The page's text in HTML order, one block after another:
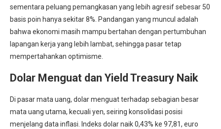
sementara peluang pemangkasan yang lebih agresif sebesar 50
basis poin hanya sekitar 8%. Pandangan yang muncul adalah
bahwa ekonomi masih mampu bertahan dengan pertumbuhan
lapangan kerja yang lebih lambat, sehingga pasar tetap
mempertahankan optimisme.
Dolar Menguat dan Yield Treasury Naik
Di pasar mata uang, dolar menguat terhadap sebagian besar
mata uang utama, kecuali yen, seiring konsolidasi posisi
menjelang data inflasi. Indeks dolar naik 0,43% ke 97,81, euro